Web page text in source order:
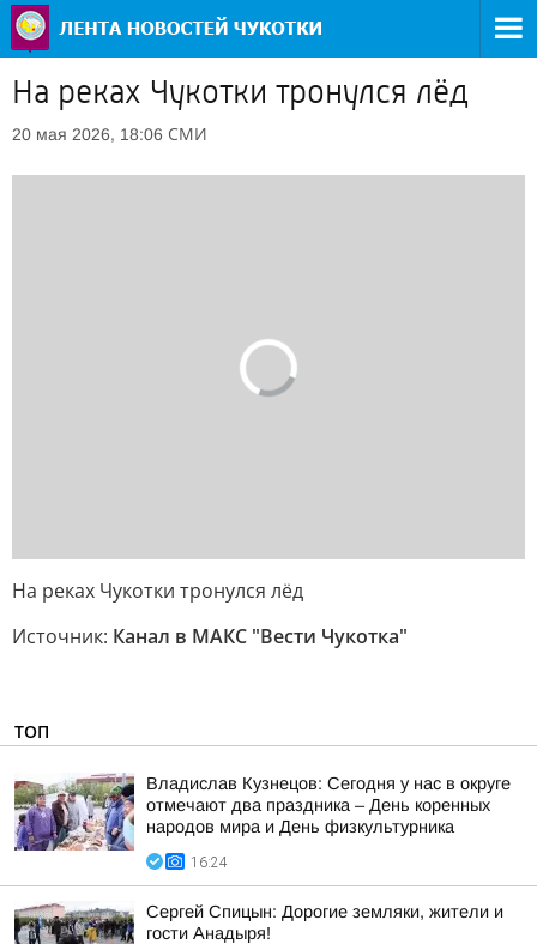
На реках Чукотки тронулся лёд
20 мая 2026, 18:06 СМИ
На реках Чукотки тронулся лёд
Источник: Канал в МАКС "Вести Чукотка"
ТОП
Владислав Кузнецов: Сегодня у нас в округе
отмечают два праздника – День коренных
народов мира и День физкультурника
16:24
Сергей Спицын: Дорогие земляки, жители и
гости Анадыря!